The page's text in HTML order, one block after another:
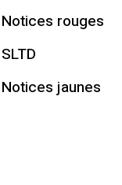
Notices rouges
SLTD
Notices jaunes